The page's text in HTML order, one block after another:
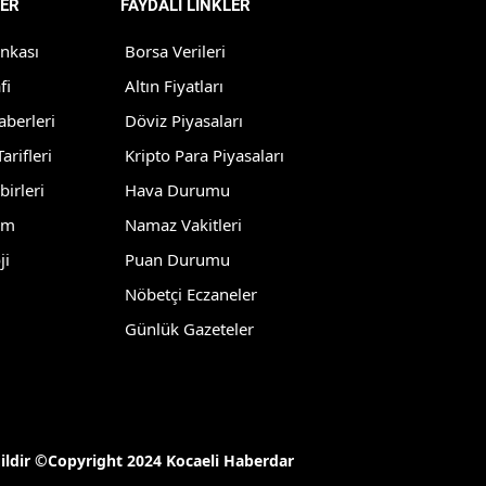
Zonguldak
Aksaray
Bayburt
Karaman
Kırıkkale
Batman
FAYDALI LİNKLER
Borsa Verileri
Altın Fiyatları
Döviz Piyasaları
Kripto Para Piyasaları
Hava Durumu
Namaz Vakitleri
Puan Durumu
Nöbetçi Eczaneler
Günlük Gazeteler
©Copyright 2024 Kocaeli Haberdar